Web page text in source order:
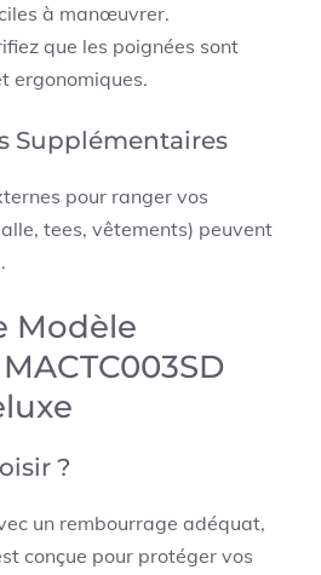
à manœuvrer.
que les poignées sont
ergonomiques.
Supplémentaires
pour ranger vos
tees, vêtements) peuvent
Modèle
?
un rembourrage adéquat,
conçue pour protéger vos